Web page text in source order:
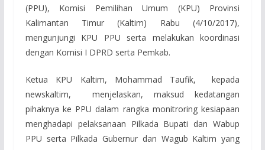
(PPU), Komisi Pemilihan Umum (KPU) Provinsi
Kalimantan Timur (Kaltim) Rabu (4/10/2017),
mengunjungi KPU PPU serta melakukan koordinasi
dengan Komisi I DPRD serta Pemkab.
Ketua KPU Kaltim, Mohammad Taufik, kepada
newskaltim, menjelaskan, maksud kedatangan
pihaknya ke PPU dalam rangka monitroring kesiapaan
menghadapi pelaksanaan Pilkada Bupati dan Wabup
PPU serta Pilkada Gubernur dan Wagub Kaltim yang